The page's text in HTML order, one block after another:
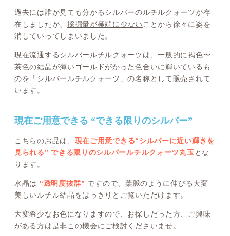
過去には誰が見ても分かるシルバーのルチルクォーツが存
在しましたが、 採掘量が極端に少ない ことから徐々に姿を
消していってしまいました。
現在流通するシルバールチルクォーツは、一般的に褐色〜
茶色の結晶が薄いゴールドがかった色合いに輝いているも
のを「シルバールチルクォーツ」の名称として販売されて
います。
現在ご用意できる “できる限りのシルバー”
こちらのお品は、 現在ご用意できる“シルバーに近い輝きを
見られる” できる限りのシルバールチルクォーツ丸玉 とな
ります。
水晶は “透明度抜群” ですので、葉脈のように伸びる大変
美しいルチル結晶をはっきりとご覧いただけます。
大変希少なお色になりますので、お探しだった方、ご興味
がある方は是非この機会にご検討くださいませ。